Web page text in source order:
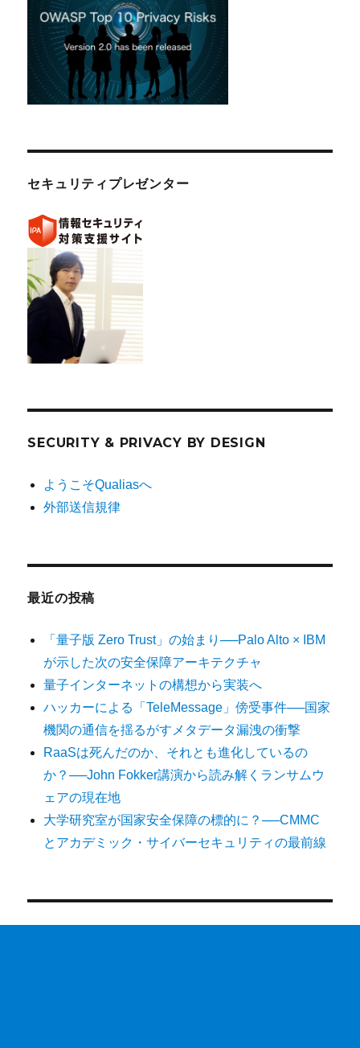
セキュリティプレゼンター
SECURITY & PRIVACY BY DESIGN
ようこそQualiasへ
外部送信規律
最近の投稿
「量子版 Zero Trust」の始まり──Palo Alto × IBM
が示した次の安全保障アーキテクチャ
量子インターネットの構想から実装へ
ハッカーによる「TeleMessage」傍受事件──国家
機関の通信を揺るがすメタデータ漏洩の衝撃
RaaSは死んだのか、それとも進化しているの
か？──John Fokker講演から読み解くランサムウ
ェアの現在地
大学研究室が国家安全保障の標的に？──CMMC
とアカデミック・サイバーセキュリティの最前線